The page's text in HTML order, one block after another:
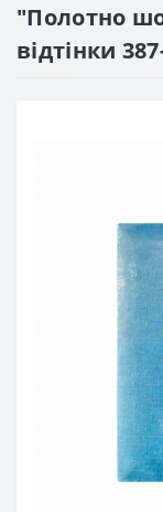
"Полотно
відтінки